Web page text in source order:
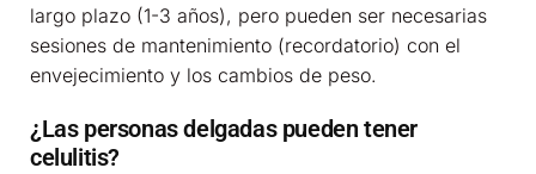
largo plazo (1-3 años), pero pueden ser necesarias
sesiones de mantenimiento (recordatorio) con el
envejecimiento y los cambios de peso.
¿Las personas delgadas pueden tener
celulitis?